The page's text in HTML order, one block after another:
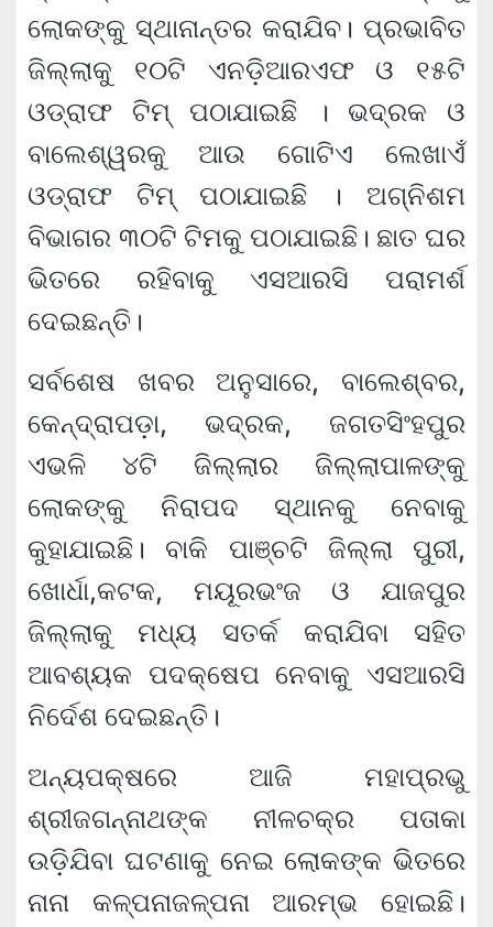
ଲୋକଙ୍କୁ ସ୍ଥାନାନ୍ତର କରାଯିବ। ପ୍ରଭାବିତ
ଜିଲ୍ଲାକୁ ୧୦ଟି ଏନଡ଼ିଆରଏଫ ଓ ୧୫ଟି
ଓଡ୍ରାଫ ଟିମ୍ ପଠାଯାଇଛି । ଭଦ୍ରକ ଓ
ବାଲେଶ୍ୱରକୁ ଆଉ ଗୋଟିଏ ଲେଖାଏଁ
ଓଡ୍ରାଫ ଟିମ୍ ପଠାଯାଇଛି । ଅଗ୍ନିଶମ
ବିଭାଗର ୩୦ଟି ଟିମକୁ ପଠାଯାଇଛି। ଛାତ ଘର
ଭିତରେ ରହିବାକୁ ଏସଆରସି ପରାମର୍ଶ
ଦେଇଛନ୍ତି।
ସର୍ବଶେଷ ଖବର ଅନୁସାରେ, ବାଲେଶ୍ବର,
କେନ୍ଦ୍ରାପଡ଼ା, ଭଦ୍ରକ, ଜଗତସିଂହପୁର
ଏଭଳି ୪ଟି ଜିଲ୍ଲାର ଜିଲ୍ଲାପାଳଙ୍କୁ
ଲୋକଙ୍କୁ ନିରାପଦ ସ୍ଥାନକୁ ନେବାକୁ
କୁହାଯାଇଛି। ବାକି ପାଞ୍ଚଟି ଜିଲ୍ଲା ପୁରୀ,
ଖୋର୍ଧା,କଟକ, ମୟୂରଭଂଜ ଓ ଯାଜପୁର
ଜିଲ୍ଲାକୁ ମଧ୍ୟ ସତର୍କ କରାଯିବା ସହିତ
ଆବଶ୍ୟକ ପଦକ୍ଷେପ ନେବାକୁ ଏସଆରସି
ନିର୍ଦେଶ ଦେଇଛନ୍ତି।
ଅନ୍ୟପକ୍ଷରେ ଆଜି ମହାପ୍ରଭୁ
ଶ୍ରୀଜଗନ୍ନାଥଙ୍କ ନୀଳଚକ୍ର ପତାକା
ଉଡ଼ିଯିବା ଘଟଣାକୁ ନେଇ ଲୋକଙ୍କ ଭିତରେ
ନାନା କଳ୍ପନାଜଳ୍ପନା ଆରମ୍ଭ ହୋଇଛି।